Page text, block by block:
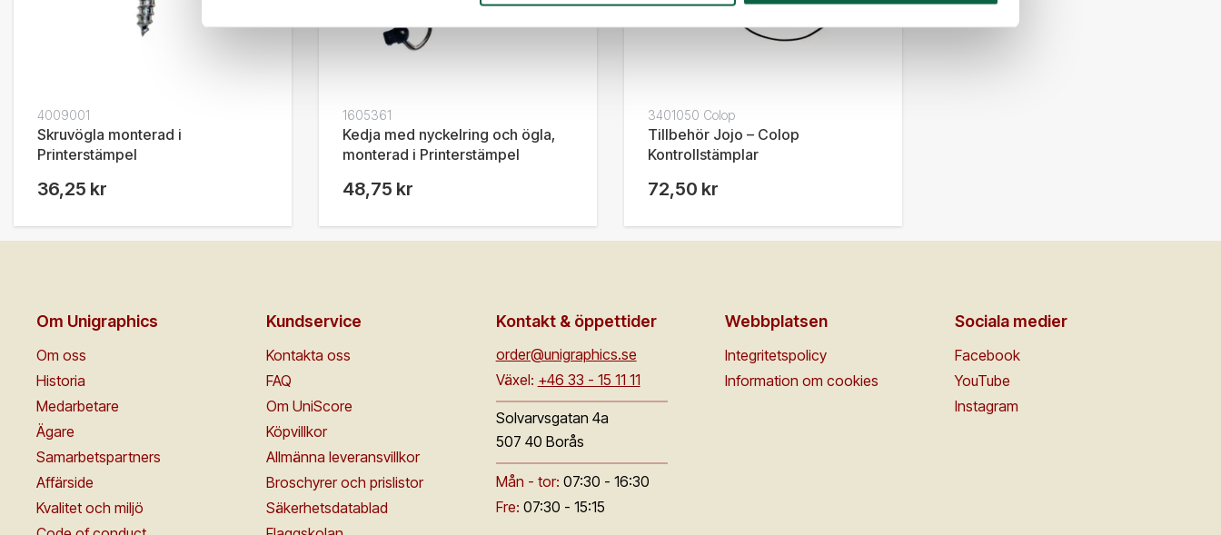
4009001
Skruvögla monterad i
Printerstämpel
36,25 kr
1605361
Kedja med nyckelring och ögla,
monterad i Printerstämpel
48,75 kr
3401050 Colop
Tillbehör Jojo – Colop
Kontrollstämplar
72,50 kr
Om Unigraphics
Om oss
Historia
Medarbetare
Ägare
Samarbetspartners
Affärside
Kvalitet och miljö
Kundservice
Kontakta oss
FAQ
Om UniScore
Köpvillkor
Allmänna leveransvillkor
Broschyrer och prislistor
Säkerhetsdatablad
Kontakt & öppettider
order@unigraphics.se
Växel: +46 33 - 15 11 11
Solvarvsgatan 4a
507 40 Borås
Mån - tor: 07:30 - 16:30
Fre: 07:30 - 15:15
Webbplatsen
Integritetspolicy
Information om cookies
Sociala medier
Facebook
YouTube
Instagram